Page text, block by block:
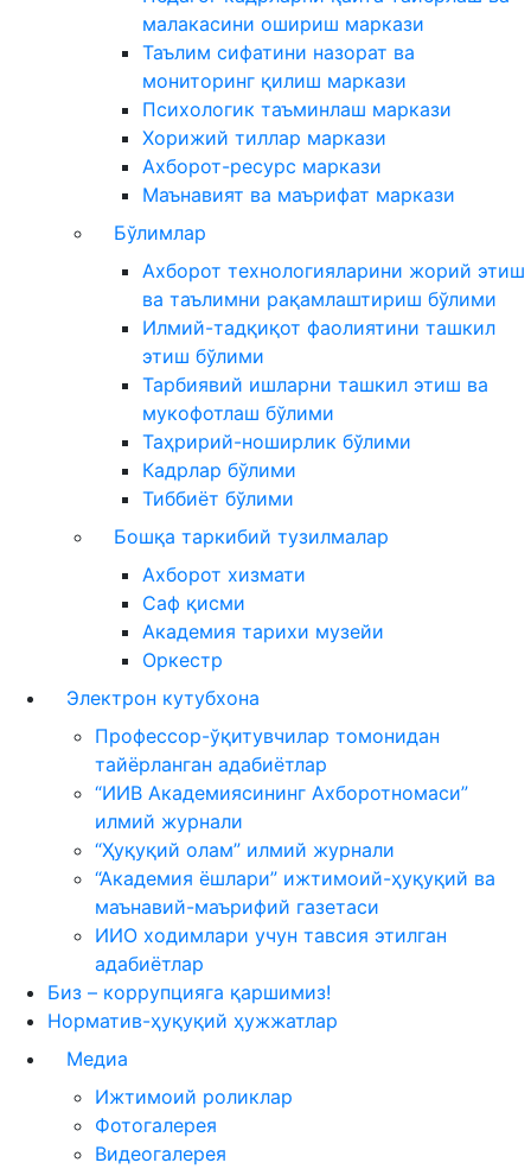
малакасини ошириш маркази
Таълим сифатини назорат ва
мониторинг қилиш маркази
Психологик таъминлаш маркази
Хорижий тиллар маркази
Ахборот-ресурс маркази
Маънавият ва маърифат маркази
Бўлимлар
Ахборот технологияларини жорий этиш
ва таълимни рақамлаштириш бўлими
Илмий-тадқиқот фаолиятини ташкил
этиш бўлими
Тарбиявий ишларни ташкил этиш ва
мукофотлаш бўлими
Таҳририй-ноширлик бўлими
Кадрлар бўлими
Тиббиёт бўлими
Бошқа таркибий тузилмалар
Ахборот хизмати
Саф қисми
Академия тарихи музейи
Оркестр
Электрон кутубхона
Профессор-ўқитувчилар томонидан
тайёрланган адабиётлар
“ИИВ Академиясининг Ахборотномаси”
илмий журнали
“Ҳуқуқий олам” илмий журнали
“Академия ёшлари” ижтимоий-ҳуқуқий ва
маънавий-маърифий газетаси
ИИО ходимлари учун тавсия этилган
адабиётлар
Биз – коррупцияга қаршимиз!
Норматив-ҳуқуқий ҳужжатлар
Медиа
Ижтимоий роликлар
Фотогалерея
Видеогалерея